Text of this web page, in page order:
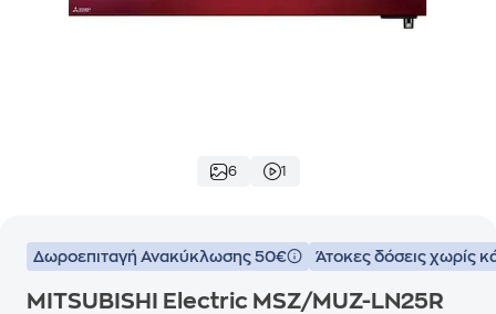
6 1
Δωροεπιταγή Ανακύκλωσης 50€ Άτοκες δόσεις χωρίς
MITSUBISHI Electric MSZ/MUZ-LN25R